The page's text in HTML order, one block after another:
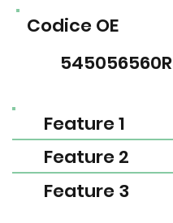
Feature 1
Feature 2
Feature 3
Codice OE
545056560R